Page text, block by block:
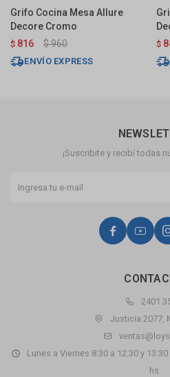
Grifo Cocina Mesa Allure
Decore Cromo
$ 816 $960
ENVÍO EXPRESS
$
2401
Justicia 2077,
Lunes a Viernes 8:30 a 12:30 y
hs
¡Suscribite y recibí todas
 